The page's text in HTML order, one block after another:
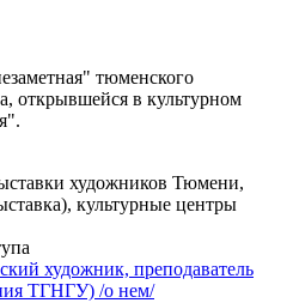
тюменского
открывшейся в культурном
художников Тюмени,
культурные центры
художник, преподаватель
ТГНГУ) /о нем/